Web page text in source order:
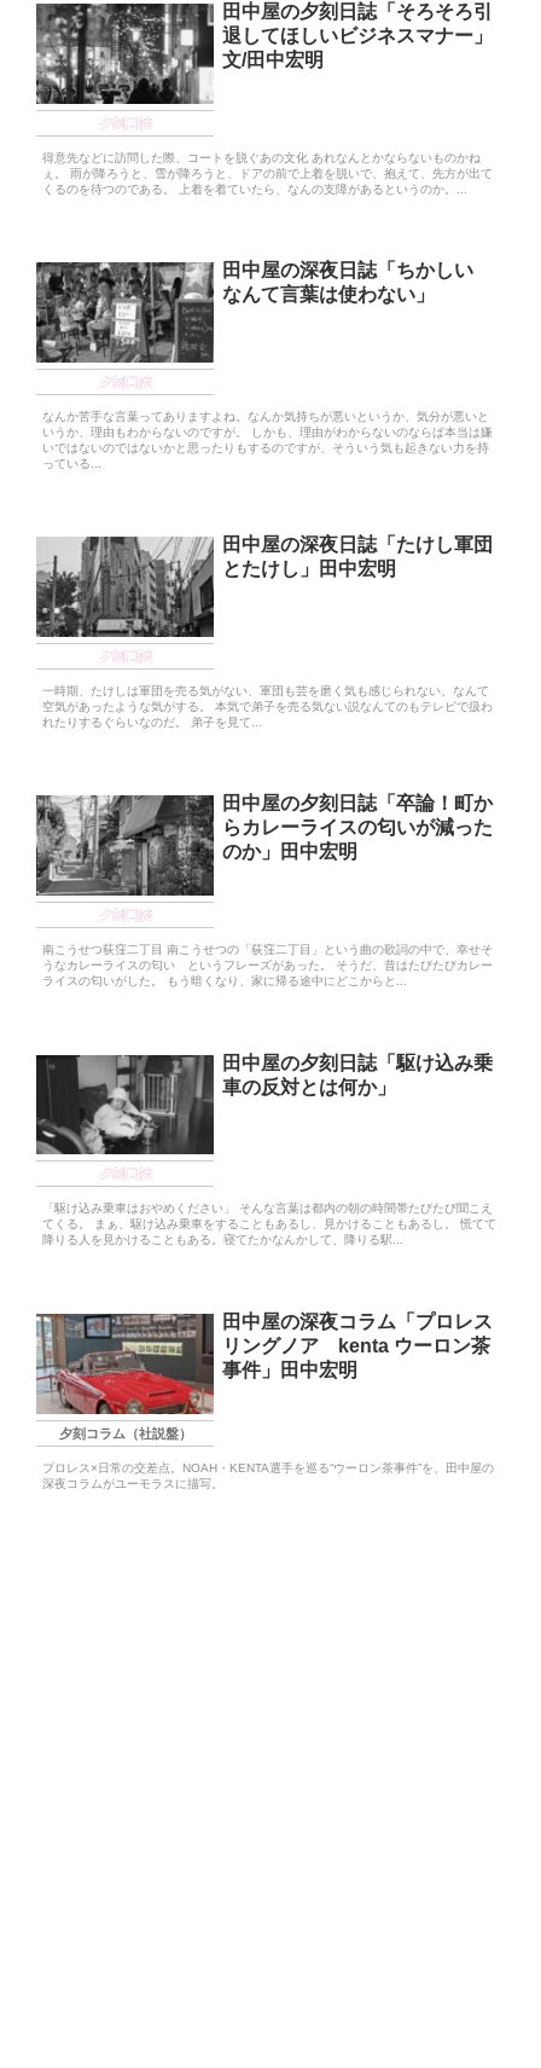
夕刻日誌
田中屋の夕刻日誌「そろそろ引
退してほしいビジネスマナー」
文/田中宏明
得意先などに訪問した際、コートを脱ぐあの文化 あれなんとかならないものかね
ぇ。 雨が降ろうと、雪が降ろうと、ドアの前で上着を脱いで、抱えて、先方が出て
くるのを待つのである。 上着を着ていたら、なんの支障があるというのか。...
夕刻日誌
田中屋の深夜日誌「ちかしい
なんて言葉は使わない」
なんか苦手な言葉ってありますよね。なんか気持ちが悪いというか、気分が悪いと
いうか、理由もわからないのですが。 しかも、理由がわからないのならば本当は嫌
いではないのではないかと思ったりもするのですが、そういう気も起きない力を持
っている...
夕刻日誌
田中屋の深夜日誌「たけし軍団
とたけし」田中宏明
一時期、たけしは軍団を売る気がない、軍団も芸を磨く気も感じられない、なんて
空気があったような気がする。 本気で弟子を売る気ない説なんてのもテレビで扱わ
れたりするぐらいなのだ。 弟子を見て...
夕刻日誌
田中屋の夕刻日誌「卒論！町か
らカレーライスの匂いが減った
のか」田中宏明
南こうせつ荻窪二丁目 南こうせつの「荻窪二丁目」という曲の歌詞の中で、幸せそ
うなカレーライスの匂い というフレーズがあった。 そうだ、昔はたびたびカレー
ライスの匂いがした。 もう暗くなり、家に帰る途中にどこからと...
夕刻日誌
田中屋の夕刻日誌「駆け込み乗
車の反対とは何か」
「駆け込み乗車はおやめください」 そんな言葉は都内の朝の時間帯たびたび聞こえ
てくる。 まぁ、駆け込み乗車をすることもあるし、見かけることもあるし。 慌てて
降りる人を見かけることもある。寝てたかなんかして、降りる駅...
夕刻コラム（社説盤）
田中屋の深夜コラム「プロレス
リングノア kenta ウーロン茶
事件」田中宏明
プロレス×日常の交差点。NOAH・KENTA選手を巡る“ウーロン茶事件”を、田中屋の
深夜コラムがユーモラスに描写。